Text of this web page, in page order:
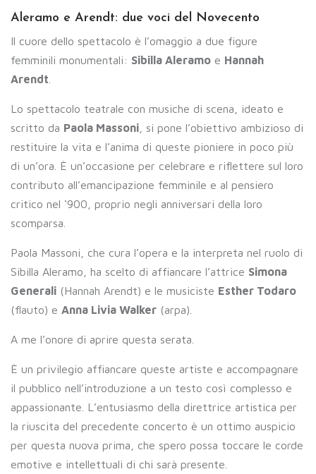
Aleramo e Arendt: due voci del Novecento
Il cuore dello spettacolo è l’omaggio a due figure
femminili monumentali: Sibilla Aleramo e Hannah
Arendt
Lo spettacolo teatrale con musiche di scena, ideato e
scritto da Paola Massoni , si pone l’obiettivo ambizioso di
restituire la vita e l’anima di queste pioniere in poco più
di un’ora. È un’occasione per celebrare e riflettere sul loro
contributo all’emancipazione femminile e al pensiero
critico nel ‘900, proprio negli anniversari della loro
scomparsa.
Paola Massoni, che cura l’opera e la interpreta nel ruolo di
Sibilla Aleramo, ha scelto di affiancare l’attrice Simona
Generali (Hannah Arendt) e le musiciste Esther Todaro
(flauto) e Anna Livia Walker (arpa).
A me l’onore di aprire questa serata.
È un privilegio affiancare queste artiste e accompagnare
il pubblico nell’introduzione a un testo così complesso e
appassionante. L’entusiasmo della direttrice artistica per
la riuscita del precedente concerto è un ottimo auspicio
per questa nuova prima, che spero possa toccare le corde
emotive e intellettuali di chi sarà presente.